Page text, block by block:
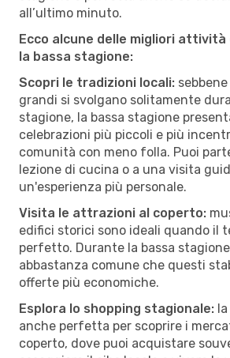
all’ultimo minuto.
Ecco alcune delle migliori
la bassa stagione:
Scopri le tradizioni locali:
grandi si svolgano solitamente
stagione, la bassa stagione
celebrazioni più piccoli e più
comunità con meno folla. Puoi
lezione di cucina o a una visita
un'esperienza più personale.
Visita le attrazioni al coperto:
edifici storici sono ideali quando il
perfetto. Durante la bassa
abbastanza comune che questi
offerte più economiche.
Esplora lo shopping stagionale:
anche perfetta per scoprire i
coperto, dove puoi acquistare